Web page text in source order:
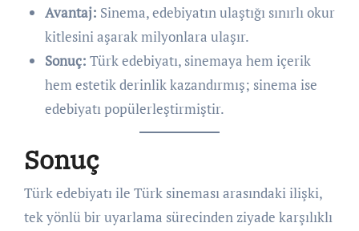
Avantaj: Sinema, edebiyatın ulaştığı sınırlı okur
kitlesini aşarak milyonlara ulaşır.
Sonuç: Türk edebiyatı, sinemaya hem içerik
hem estetik derinlik kazandırmış; sinema ise
edebiyatı popülerleştirmiştir.
Sonuç
Türk edebiyatı ile Türk sineması arasındaki ilişki,
tek yönlü bir uyarlama sürecinden ziyade karşılıklı